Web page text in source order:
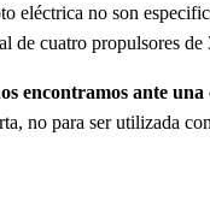
eléctrica no son
de cuatro propulsores
encontramos ante una
no para ser utilizada